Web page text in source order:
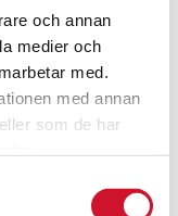
och annan
medier och
med.
med annan
som de har
i svart